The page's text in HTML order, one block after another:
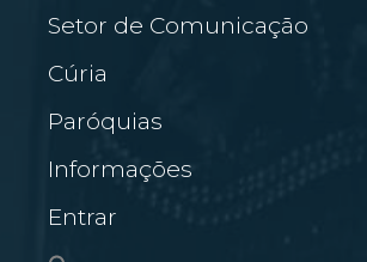
Setor de Comunicação
Cúria
Paróquias
Informações
Entrar